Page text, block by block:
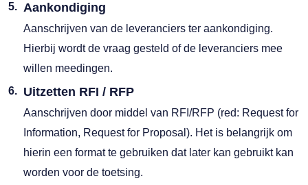
Aankondiging
Aanschrijven van de leveranciers ter aankondiging.
Hierbij wordt de vraag gesteld of de leveranciers mee
willen meedingen.
Uitzetten RFI / RFP
Aanschrijven door middel van RFI/RFP (red: Request for
Information, Request for Proposal). Het is belangrijk om
hierin een format te gebruiken dat later kan gebruikt kan
worden voor de toetsing.